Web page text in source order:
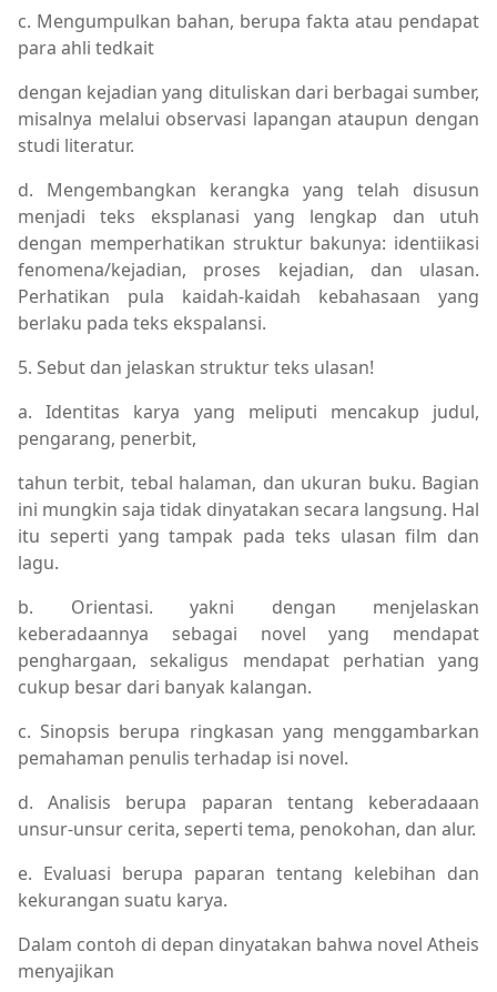
c. Mengumpulkan bahan, berupa fakta atau pendapat
para ahli tedkait
dengan kejadian yang dituliskan dari berbagai sumber,
misalnya melalui observasi lapangan ataupun dengan
studi literatur.
d. Mengembangkan kerangka yang telah disusun
menjadi teks eksplanasi yang lengkap dan utuh
dengan memperhatikan struktur bakunya: identiikasi
fenomena/kejadian, proses kejadian, dan ulasan.
Perhatikan pula kaidah-kaidah kebahasaan yang
berlaku pada teks ekspalansi.
5. Sebut dan jelaskan struktur teks ulasan!
a. Identitas karya yang meliputi mencakup judul,
pengarang, penerbit,
tahun terbit, tebal halaman, dan ukuran buku. Bagian
ini mungkin saja tidak dinyatakan secara langsung. Hal
itu seperti yang tampak pada teks ulasan film dan
lagu.
b. Orientasi. yakni dengan menjelaskan
keberadaannya sebagai novel yang mendapat
penghargaan, sekaligus mendapat perhatian yang
cukup besar dari banyak kalangan.
c. Sinopsis berupa ringkasan yang menggambarkan
pemahaman penulis terhadap isi novel.
d. Analisis berupa paparan tentang keberadaaan
unsur-unsur cerita, seperti tema, penokohan, dan alur.
e. Evaluasi berupa paparan tentang kelebihan dan
kekurangan suatu karya.
Dalam contoh di depan dinyatakan bahwa novel Atheis
menyajikan